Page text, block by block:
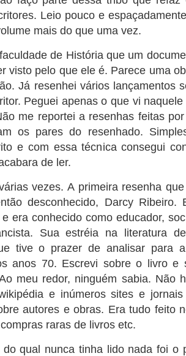
Leio pouco e
mais do que uma vez.
de História que um
visto pelo que ele é. Parece uma
Já resenhei vários lançamentos
Peguei apenas o que vi
me reportei a resenhas feitas
os pares do resenhado.
e com essa técnica consegui
de ler.
vezes. A primeira resenha
desconhecido, Darcy
e era conhecido como educador,
Sua estréia na literatura
tive o prazer de analisar para
anos 70. Escrevi sobre o livro e
meu redor, ninguém sabia. Não
e inúmeros sites e
autores e obras. Era tudo feito
raras de livros etc.
do qual nunca tinha lido nada foi o